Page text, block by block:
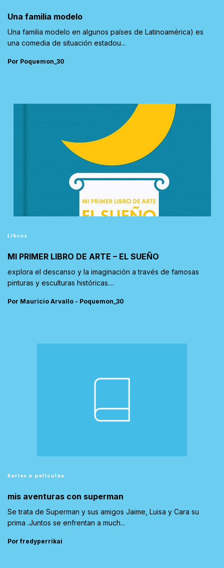
Una familia modelo
Una familia modelo en algunos países de Latinoamérica) es
una comedia de situación estadou...
Por Poquemon_30
Libros
MI PRIMER LIBRO DE ARTE – EL SUEÑO
explora el descanso y la imaginación a través de famosas
pinturas y esculturas históricas....
Por Mauricio Arvallo - Poquemon_30
Series o películas
mis aventuras con superman
Se trata de Superman y sus amigos Jaime, Luisa y Cara su
prima .Juntos se enfrentan a much...
Por fredyperrikai